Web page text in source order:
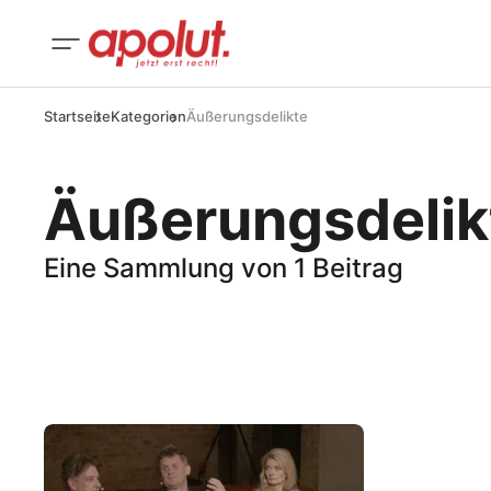
StartseiteKategorienÄußerungsdelikte
Eine Sammlung von 1 Beitrag